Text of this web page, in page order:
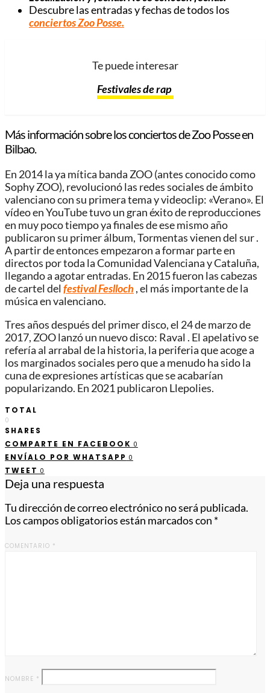
Descubre las entradas y fechas de todos los
conciertos Zoo Posse.
Te puede interesar
Festivales de rap
Más información sobre los conciertos de Zoo Posse en
Bilbao.
En 2014 la ya mítica banda ZOO (antes conocido como
Sophy ZOO), revolucionó las redes sociales de ámbito
valenciano con su primera tema y videoclip: «Verano». El
vídeo en YouTube tuvo un gran éxito de reproducciones
en muy poco tiempo ya finales de ese mismo año
publicaron su primer álbum, Tormentas vienen del sur .
A partir de entonces empezaron a formar parte en
directos por toda la Comunidad Valenciana y Cataluña,
llegando a agotar entradas. En 2015 fueron las cabezas
de cartel del festival Feslloch , el más importante de la
música en valenciano.
Tres años después del primer disco, el 24 de marzo de
2017, ZOO lanzó un nuevo disco: Raval . El apelativo se
refería al arrabal de la historia, la periferia que acoge a
los marginados sociales pero que a menudo ha sido la
cuna de expresiones artísticas que se acabarían
popularizando. En 2021 publicaron Llepolies.
TOTAL
0
SHARES
COMPARTE EN FACEBOOK 0
ENVÍALO POR WHATSAPP 0
TWEET 0
Deja una respuesta
Tu dirección de correo electrónico no será publicada.
Los campos obligatorios están marcados con *
COMENTARIO *
NOMBRE *